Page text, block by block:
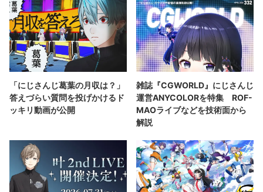
「にじさんじ葛葉の月収は？」
答えづらい質問を投げかけるド
ッキリ動画が公開
雑誌『CGWORLD』にじさんじ
運営ANYCOLORを特集 ROF-
MAOライブなどを技術面から
解説